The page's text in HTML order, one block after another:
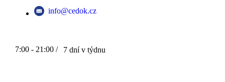
info@cedok.cz
7:00 - 21:00 / 7 dní v týdnu